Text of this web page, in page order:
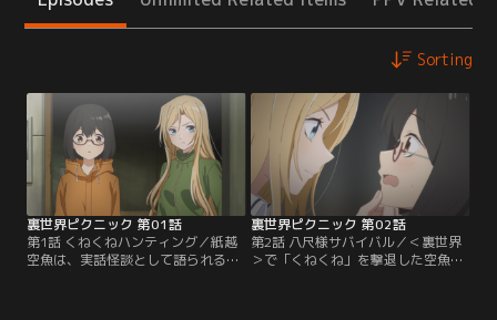
Sorting
裏世界ピクニック 第01話
第1話 くねくねハンティング／紙越
空魚は、実話怪談として語られる怪
裏世界ピクニック 第02話
第2話 八尺様サバイバル／＜裏世界
＞で「くねくね」を撃退した空魚と